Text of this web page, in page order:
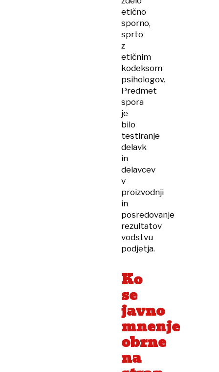
etično
sporno,
sprto
z
etičnim
kodeksom
psihologov.
Predmet
spora
je
bilo
testiranje
delavk
in
delavcev
v
proizvodnji
in
posredovanje
rezultatov
vodstvu
podjetja.
Ko
se
javno
mnenje
obrne
na